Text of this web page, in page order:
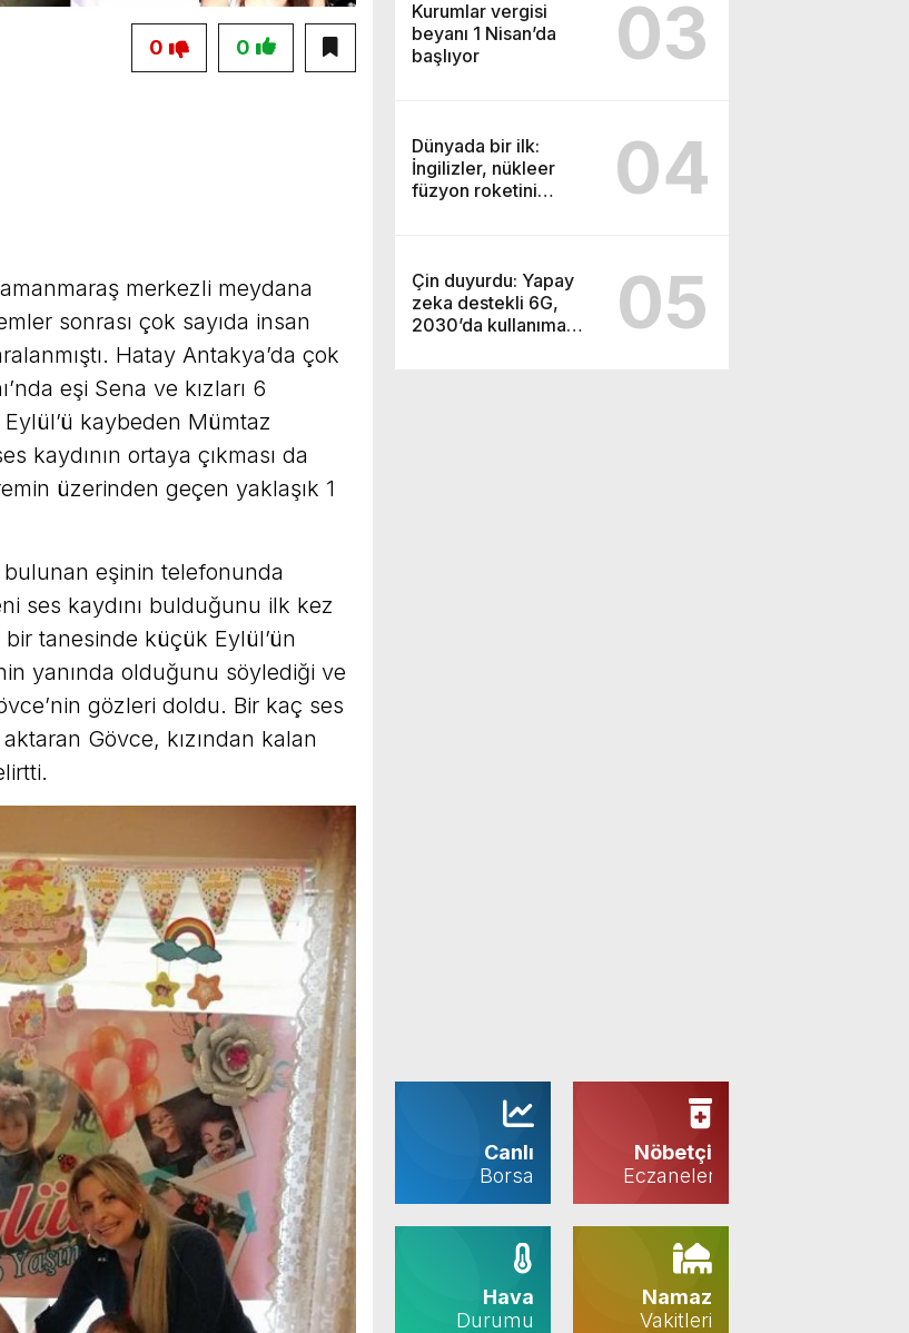
Kurumlar vergisi
beyanı 1 Nisan’da
başlıyor
03
Dünyada bir ilk:
İngilizler, nükleer
füzyon roketini
04
Çin duyurdu: Yapay
zeka destekli 6G,
2030’da kullanıma
05
Canlı
Borsa
Nöbetçi
Eczaneler
Hava
Durumu
Namaz
Vakitleri
0
0
merkezli meydana
sonrası çok sayıda insan
Hatay Antakya’da çok
eşi Sena ve kızları 6
kaybeden Mümtaz
kaydının ortaya çıkması da
üzerinden geçen yaklaşık 1
bulunan eşinin telefonunda
ses kaydını bulduğunu ilk kez
bir tanesinde küçük Eylül’ün
yanında olduğunu söylediği ve
gözleri doldu. Bir kaç ses
Gövce, kızından kalan